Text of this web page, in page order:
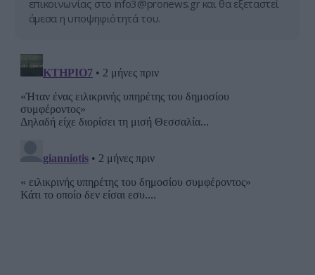
επικοινωνίας στο info3@pronews.gr και θα εξεταστεί
άμεσα η υποψηφιότητά του.